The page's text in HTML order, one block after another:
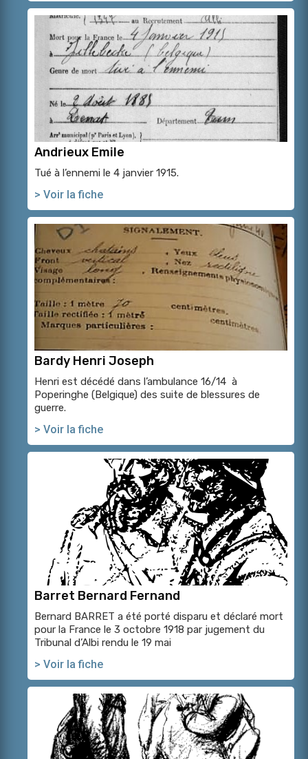
Andrieux Emile
Tué à l’ennemi le 4 janvier 1915.
> Voir la fiche
Bardy Henri Joseph
Henri est décédé dans l’ambulance 16/14 à
Poperinghe (Belgique) des suite de blessures de
guerre.
> Voir la fiche
Barret Bernard Fernand
Bernard BARRET a été porté disparu et déclaré mort
pour la France le 3 octobre 1918 par jugement du
Tribunal d’Albi rendu le 19 mai
> Voir la fiche